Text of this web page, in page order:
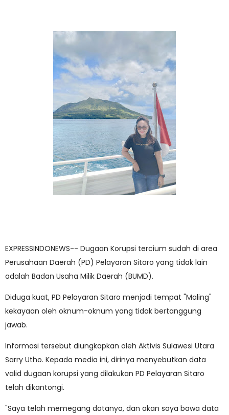
EXPRESSINDONEWS-- Dugaan Korupsi tercium sudah di area
Perusahaan Daerah (PD) Pelayaran Sitaro yang tidak lain
adalah Badan Usaha Milik Daerah (BUMD).
Diduga kuat, PD Pelayaran Sitaro menjadi tempat "Maling"
kekayaan oleh oknum-oknum yang tidak bertanggung
jawab.
Informasi tersebut diungkapkan oleh Aktivis Sulawesi Utara
Sarry Utho. Kepada media ini, dirinya menyebutkan data
valid dugaan korupsi yang dilakukan PD Pelayaran Sitaro
telah dikantongi.
"Saya telah memegang datanya, dan akan saya bawa data